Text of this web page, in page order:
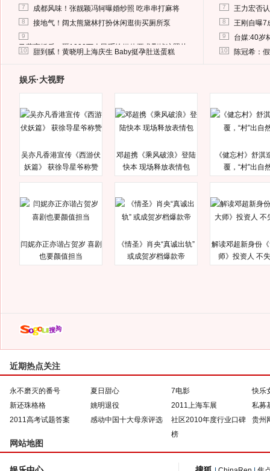
7 成都风味！张靓颖冯轲曝婚纱照 吃串串打麻将
8 接地气！阔太熊黛林打扮休闲逛街买厕所泵
9
马蓉离婚后，砸1000万人民币给媒体要求删掉这照片
10 甜到腻！黄晓明上海庆生 Baby挺孕肚送蛋糕
7 王力宏否
8 王刚自曝7
9 台媒:40岁
10 陈冠希：
娱乐·大视野
吴亦凡香港宣传《西游伏
妖篇》 获徐导星爷称赞
邓超携《乘风破浪》登陆
快本 现场释放表情包
《健忘村》舒淇
覆，“村”出自
闫妮亦正亦谐占贺岁 喜剧
也要颜值担当
《情圣》肖央“真诚出轨”
或成贺岁档爆款帝
解读邓超新身份
师》投资人 不
近期热点关注
永不磨灭的番号 夏日甜心 7电影
快乐
新还珠格格
姚明退役 2011上海车展
私募
2011高考试题答案
感动中国十大母亲评选
社区2010年度行业口碑
榜
贵州
网站地图